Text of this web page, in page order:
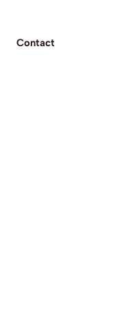
Contact